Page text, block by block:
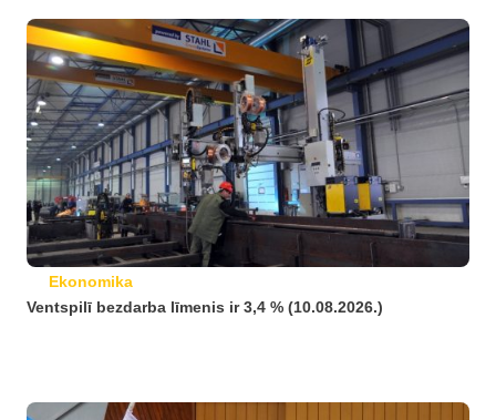
Ekonomika
Ventspilī bezdarba līmenis ir 3,4 % (10.08.2026.)